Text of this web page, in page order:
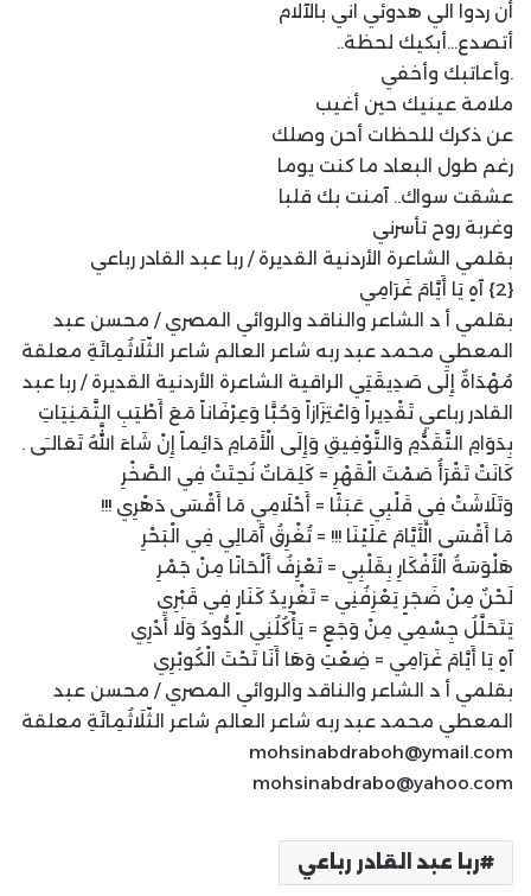
أن ردوا الي هدوئي اني بالآلام
أتصدع…أبكيك لحظة..
.وأعاتبك وأخفي
ملامة عينيك حين أغيب
عن ذكرك للحظات أحن وصلك
رغم طول البعاد ما كنت يوما
عشقت سواك.. آمنت بك قلبا
وغربة روح تأسرني
بقلمي الشاعرة الأردنية القديرة / ربا عبد القادر رباعي
{2} آهٍ يَا أَيَّامَ غَرَامِي
بقلمي أ د الشاعر والناقد والروائي المصري / محسن عبد
المعطي محمد عبد ربه شاعر العالم شاعر الثّلَاثُمِائَةِ معلقة
مُهْدَاةٌ إِلَى صَدِيقَتِي الراقية الشاعرة الأردنية القديرة / ربا عبد
القادر رباعي تَقْدِيراً وَاعْتِزَازاً وَحُبًّا وَعِرْفَاناً مَعَ أَطْيَبِ التَّمَنِيَاتِ
بِدَوَامِ التَّقَدُّمِ وَالتَّوْفِيقِ وَإِلَى الْأَمَامِ دَائِماً إِنْ شَاءَ اللَّهُ تَعَالـَى .
كَانَتْ تَقْرَأُ صَمْتَ الْقَهْرِ = كَلِمَاتٌ نُحِتَتْ فِي الصَّخْرِ
وَتَلَاشَتْ فِي قَلْبِي عَبَثًا = أَحْلَامِي مَا أَقْسَى دَهْرِي !!!
مَا أَقْسَى الْأَيَّامَ عَلَيْنَا !!! = تُغْرِقُ آَمَالِي فِي الْبَحْرِ
هَلْوَسَةُ الْأَفْكَارِ بِقَلْبِي = تَعْزِفُ أَلْحَانًا مِنْ جَمْرِ
لَحْنٌ مِنْ ضَجَرٍ يَعْزِفُنِي = تَغْرِيدُ كَنَارٍ فِي قَبْرِي
يَتَحَلَّلُ جِسْمِي مِنْ وَجَعٍ = يَأْكُلُنِي الدُّودُ وَلَا أَدْرِي
آهٍ يَا أَيَّامَ غَرَامِي = ضِعْتِ وَهَا أَنَا تَحْتَ الْكُوبْرِي
بقلمي أ د الشاعر والناقد والروائي المصري / محسن عبد
المعطي محمد عبد ربه شاعر العالم شاعر الثّلَاثُمِائَةِ معلقة
mohsinabdraboh@ymail.com
mohsinabdrabo@yahoo.com
ربا عبد القادر رباعي